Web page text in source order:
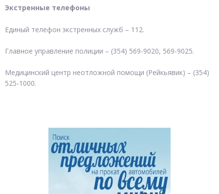
Экстренные телефоны
Единый телефон экстренных служб – 112.
Главное управление полиции – (354) 569-9020, 569-9025.
Медицинский центр неотложной помощи (Рейкьявик) – (354)
525-1000.